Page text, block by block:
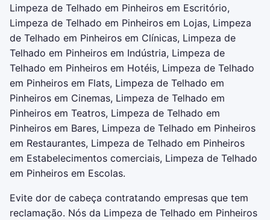
Limpeza de Telhado em Pinheiros em Escritório,
Limpeza de Telhado em Pinheiros em Lojas, Limpeza
de Telhado em Pinheiros em Clínicas, Limpeza de
Telhado em Pinheiros em Indústria, Limpeza de
Telhado em Pinheiros em Hotéis, Limpeza de Telhado
em Pinheiros em Flats, Limpeza de Telhado em
Pinheiros em Cinemas, Limpeza de Telhado em
Pinheiros em Teatros, Limpeza de Telhado em
Pinheiros em Bares, Limpeza de Telhado em Pinheiros
em Restaurantes, Limpeza de Telhado em Pinheiros
em Estabelecimentos comerciais, Limpeza de Telhado
em Pinheiros em Escolas.
Evite dor de cabeça contratando empresas que tem
reclamação. Nós da Limpeza de Telhado em Pinheiros